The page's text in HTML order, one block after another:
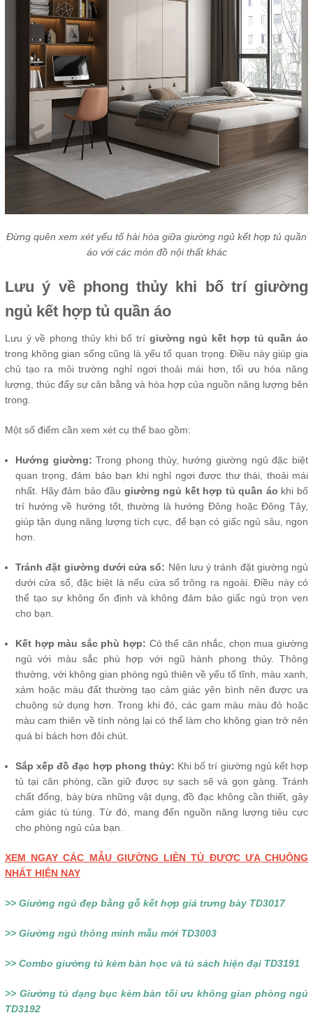
Đừng quên xem xét yếu tố hài hòa giữa giường ngủ kết hợp tủ quần
áo với các món đồ nội thất khác
Lưu ý về phong thủy khi bố trí giường
ngủ kết hợp tủ quần áo
Lưu ý về phong thủy khi bố trí giường ngủ kết hợp tủ quần áo
trong không gian sống cũng là yếu tố quan trọng. Điều này giúp gia
chủ tạo ra môi trường nghỉ ngơi thoải mái hơn, tối ưu hóa năng
lượng, thúc đẩy sự cân bằng và hòa hợp của nguồn năng lượng bên
trong.
Một số điểm cần xem xét cụ thể bao gồm:
Hướng giường:Trong phong thủy, hướng giường ngủ đặc biệt
quan trọng, đảm bảo bạn khi nghỉ ngơi được thư thái, thoải mái
nhất. Hãy đảm bảo đầu giường ngủ kết hợp tủ quần áo khi bố
trí hướng về hướng tốt, thường là hướng Đông hoặc Đông Tây,
giúp tận dụng năng lượng tích cực, để bạn có giấc ngủ sâu, ngon
hơn.
Tránh đặt giường dưới cửa sổ: Nên lưu ý tránh đặt giường ngủ
dưới cửa sổ, đặc biệt là nếu cửa sổ trông ra ngoài. Điều này có
thể tạo sự không ổn định và không đảm bảo giấc ngủ trọn vẹn
cho bạn.
Kết hợp màu sắc phù hợp: Có thể cân nhắc, chọn mua giường
ngủ với màu sắc phù hợp với ngũ hành phong thủy. Thông
thường, với không gian phòng ngủ thiên về yếu tố tĩnh, màu xanh,
xám hoặc màu đất thường tạo cảm giác yên bình nên được ưa
chuộng sử dụng hơn. Trong khi đó, các gam màu màu đỏ hoặc
màu cam thiên về tính nóng lại có thể làm cho không gian trở nên
quá bí bách hơn đôi chút.
Sắp xếp đồ đạc hợp phong thủy: Khi bố trí giường ngủ kết hợp
tủ tại căn phòng, cần giữ được sự sạch sẽ và gọn gàng. Tránh
chất đống, bày bừa những vật dụng, đồ đạc không cần thiết, gây
cảm giác tù túng. Từ đó, mang đến nguồn năng lượng tiêu cực
cho phòng ngủ của bạn.
XEM NGAY CÁC MẪU GIƯỜNG LIỀN TỦ ĐƯỢC ƯA CHUỘNG
NHẤT HIỆN NAY
>> Giường ngủ đẹp bằng gỗ kết hợp giá trưng bày TD3017
>> Giường ngủ thông minh mẫu mới TD3003
>> Combo giường tủ kèm bàn học và tủ sách hiện đại TD3191
>> Giường tủ dạng bục kèm bàn tối ưu không gian phòng ngủ
TD3192